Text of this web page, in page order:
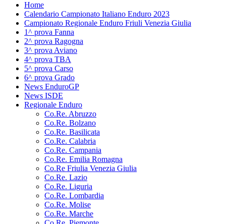
Home
Calendario Campionato Italiano Enduro 2023
Campionato Regionale Enduro Friuli Venezia Giulia
1^ prova Fanna
2^ prova Ragogna
3^ prova Aviano
4^ prova TBA
5^ prova Carso
6^ prova Grado
News EnduroGP
News ISDE
Regionale Enduro
Co.Re. Abruzzo
Co.Re. Bolzano
Co.Re. Basilicata
Co.Re. Calabria
Co.Re. Campania
Co.Re. Emilia Romagna
Co.Re Friulia Venezia Giulia
Co.Re. Lazio
Co.Re. Liguria
Co.Re. Lombardia
Co.Re. Molise
Co.Re. Marche